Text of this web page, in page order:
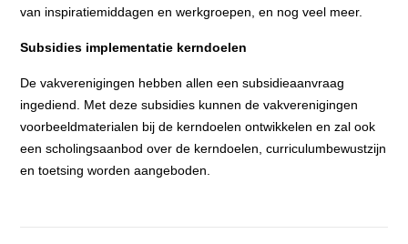
van inspiratiemiddagen en werkgroepen, en nog veel meer.
Subsidies implementatie kerndoelen
De vakverenigingen hebben allen een subsidieaanvraag
ingediend. Met deze subsidies kunnen de vakverenigingen
voorbeeldmaterialen bij de kerndoelen ontwikkelen en zal ook
een scholingsaanbod over de kerndoelen, curriculumbewustzijn
en toetsing worden aangeboden.